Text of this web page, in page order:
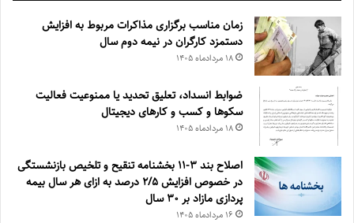
زمان مناسب برگزاری مذاکرات مربوط به افزایش
دستمزد کارگران در نیمه دوم سال
۱۸ مرداد‌ماه ۱۴۰۵
ضوابط انسداد، تعليق تحديد يا ممنوعيت فعاليت
سكوها و كسب و كارهای ديجيتال
۱۸ مرداد‌ماه ۱۴۰۵
اصلاح بند ۳‏-۱۱ بخشنامه تنقیح و تلخیص بازنشستگی
در خصوص افزایش ۵‏‏‏‏‏‏‏‏‏/۲ درصد به ازای هر سال بیمه
پردازی مازاد بر ۳۰‏ سال
۱۶ مرداد‌ماه ۱۴۰۵